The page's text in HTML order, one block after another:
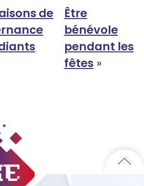
de
Être
bénévole
pendant les
fêtes»